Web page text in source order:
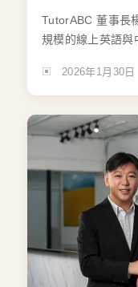
TutorABC 董事長
規模的線上英語與
2026年1月30日